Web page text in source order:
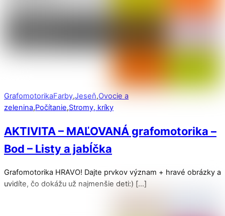
GrafomotorikaFarby,Jeseň,Ovocie a
zelenina,Počítanie,Stromy, kríky
AKTIVITA – MAĽOVANÁ grafomotorika –
Bod – Listy a jabĺčka
Grafomotorika HRAVO! Dajte prvkov význam + hravé obrázky a
uvidíte, čo dokážu už najmenšie deti:) […]